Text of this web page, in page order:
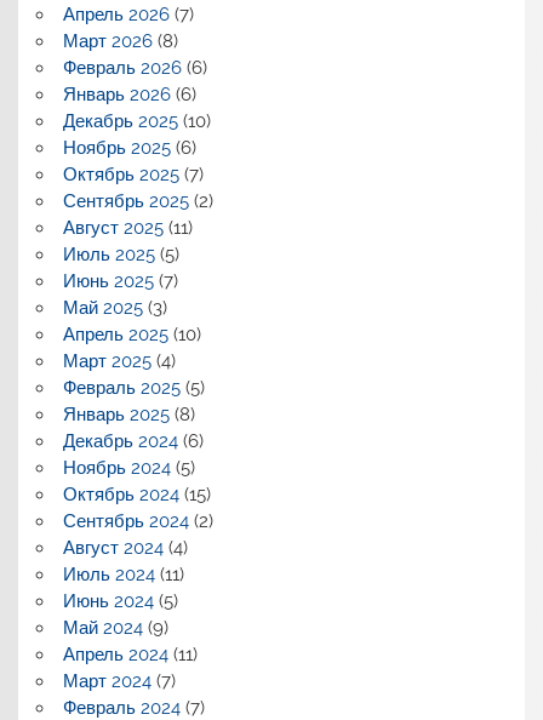
Апрель 2026(7)
Март 2026(8)
Февраль 2026(6)
Январь 2026(6)
Декабрь 2025(10)
Ноябрь 2025(6)
Октябрь 2025(7)
Сентябрь 2025(2)
Август 2025(11)
Июль 2025(5)
Июнь 2025(7)
Май 2025(3)
Апрель 2025(10)
Март 2025(4)
Февраль 2025(5)
Январь 2025(8)
Декабрь 2024(6)
Ноябрь 2024(5)
Октябрь 2024(15)
Сентябрь 2024(2)
Август 2024(4)
Июль 2024(11)
Июнь 2024(5)
Май 2024(9)
Апрель 2024(11)
Март 2024(7)
Февраль 2024(7)